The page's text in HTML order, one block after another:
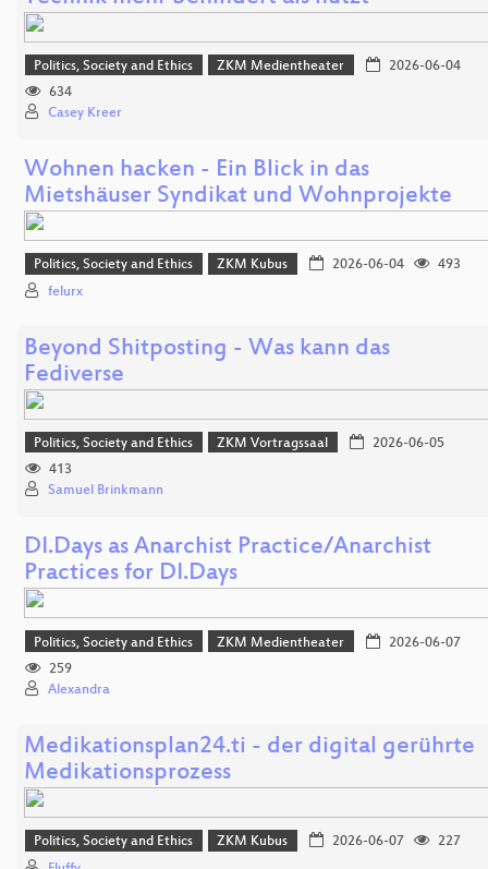
Politics, Society and Ethics ZKM Medientheater
2026-06-04
634
Casey Kreer
Wohnen hacken - Ein Blick in das
Mietshäuser Syndikat und Wohnprojekte
Politics, Society and Ethics ZKM Kubus 2026-06-04
493
felurx
Beyond Shitposting - Was kann das
Fediverse
Politics, Society and Ethics ZKM Vortragssaal
2026-06-05
413
Samuel Brinkmann
DI.Days as Anarchist Practice/Anarchist
Practices for DI.Days
Politics, Society and Ethics ZKM Medientheater
2026-06-07
259
Alexandra
Medikationsplan24.ti - der digital gerührte
Medikationsprozess
Politics, Society and Ethics ZKM Kubus 2026-06-07
227